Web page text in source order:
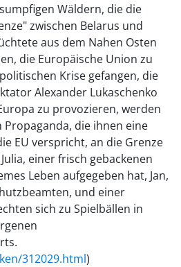
Wäldern, die die
zwischen Belarus und
aus dem Nahen Osten
die Europäische Union zu
Krise gefangen, die
Alexander Lukaschenko
zu provozieren, werden
die ihnen eine
EU verspricht, an die Grenze
einer frisch gebackenen
Leben aufgegeben hat, Jan,
und einer
sich zu Spielbällen in
312029.html)